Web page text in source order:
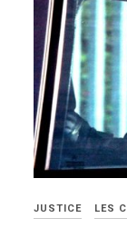
JUSTICE LES